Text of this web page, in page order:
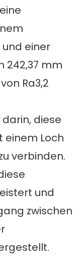
und einer
242,37 mm
Ra3,2
diese
einem Loch
verbinden.
und
zwischen